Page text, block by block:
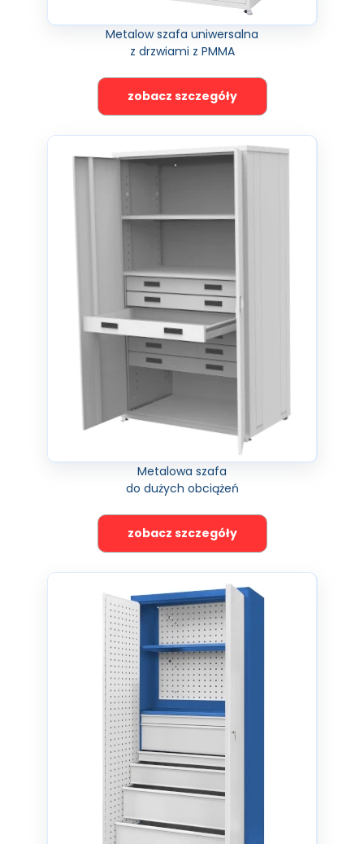
Metalow szafa uniwersalna
z drzwiami z PMMA
zobacz szczegóły
Metalowa szafa
do dużych obciążeń
zobacz szczegóły